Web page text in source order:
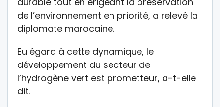
de l’environnement en priorité, a relevé la
diplomate marocaine.
Eu égard à cette dynamique, le
développement du secteur de
l’hydrogène vert est prometteur, a-t-elle
dit.